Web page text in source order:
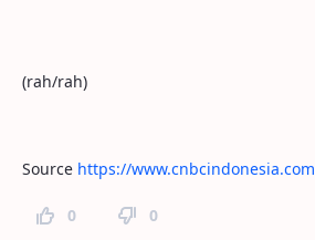
(rah/rah)
Source https://www.cnbcindonesia.com
0 0